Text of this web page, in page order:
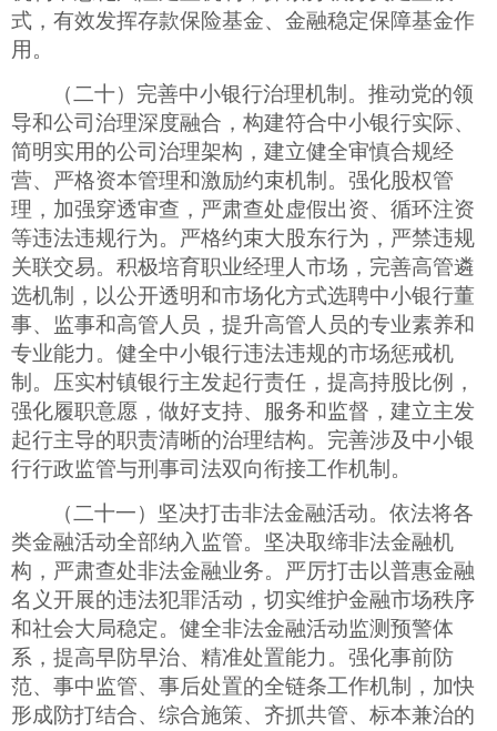
式，有效发挥存款保险基金、金融稳定保障基金作
用。
（二十）完善中小银行治理机制。推动党的领
导和公司治理深度融合，构建符合中小银行实际、
简明实用的公司治理架构，建立健全审慎合规经
营、严格资本管理和激励约束机制。强化股权管
理，加强穿透审查，严肃查处虚假出资、循环注资
等违法违规行为。严格约束大股东行为，严禁违规
关联交易。积极培育职业经理人市场，完善高管遴
选机制，以公开透明和市场化方式选聘中小银行董
事、监事和高管人员，提升高管人员的专业素养和
专业能力。健全中小银行违法违规的市场惩戒机
制。压实村镇银行主发起行责任，提高持股比例，
强化履职意愿，做好支持、服务和监督，建立主发
起行主导的职责清晰的治理结构。完善涉及中小银
行行政监管与刑事司法双向衔接工作机制。
（二十一）坚决打击非法金融活动。依法将各
类金融活动全部纳入监管。坚决取缔非法金融机
构，严肃查处非法金融业务。严厉打击以普惠金融
名义开展的违法犯罪活动，切实维护金融市场秩序
和社会大局稳定。健全非法金融活动监测预警体
系，提高早防早治、精准处置能力。强化事前防
范、事中监管、事后处置的全链条工作机制，加快
形成防打结合、综合施策、齐抓共管、标本兼治的